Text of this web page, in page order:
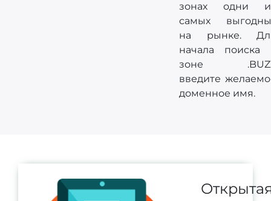
зонах одни
самых
на рынке.
начала поиска
зоне
введите
доменное имя.